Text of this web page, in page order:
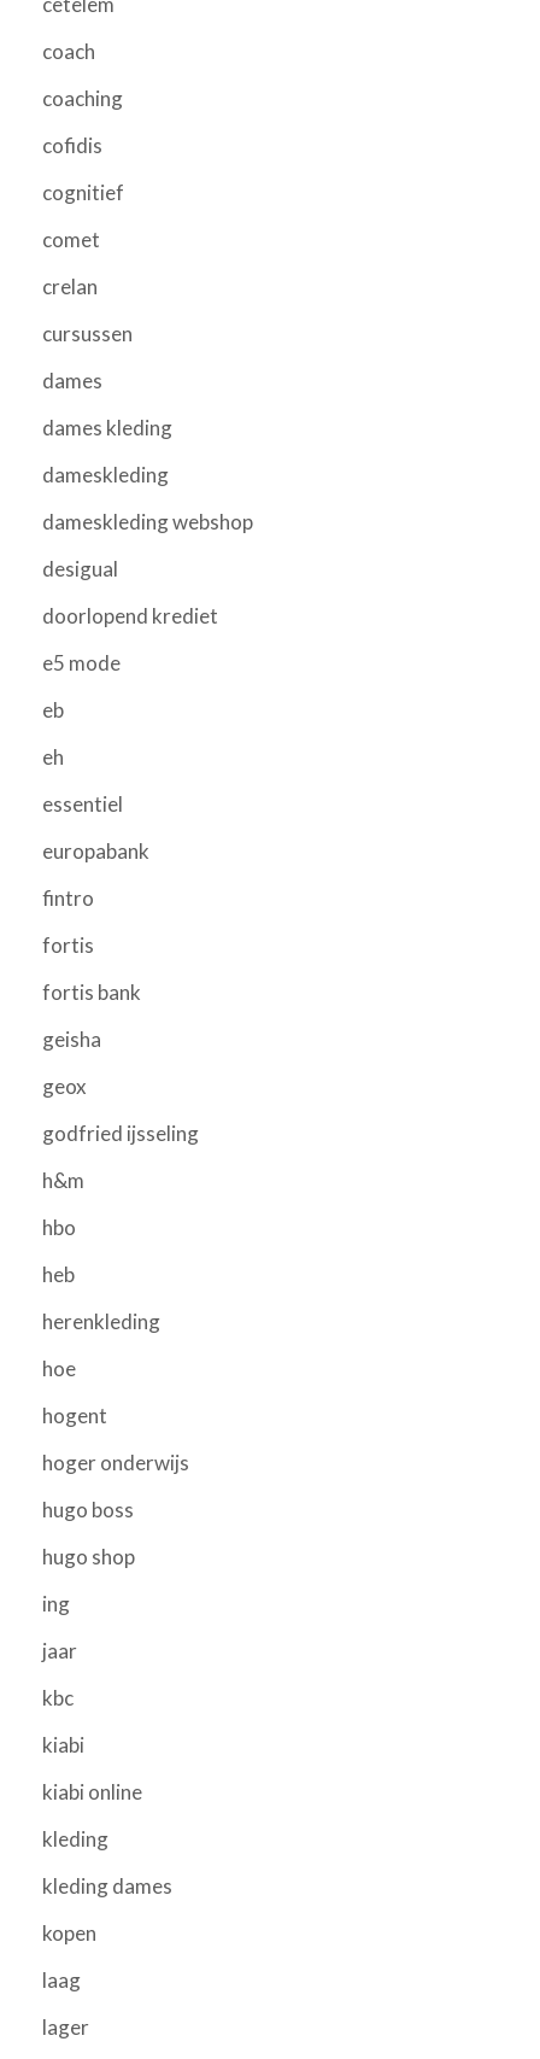
coach
coaching
cofidis
cognitief
comet
crelan
cursussen
dames
dames kleding
dameskleding
dameskleding webshop
desigual
doorlopend krediet
e5 mode
eb
eh
essentiel
europabank
fintro
fortis
fortis bank
geisha
geox
godfried ijsseling
h&m
hbo
heb
herenkleding
hoe
hogent
hoger onderwijs
hugo boss
hugo shop
ing
jaar
kbc
kiabi
kiabi online
kleding
kleding dames
kopen
laag
lager